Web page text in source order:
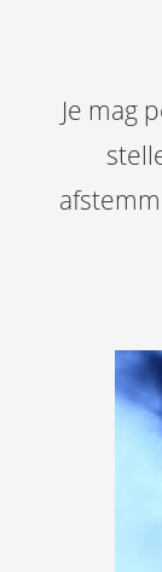
Je mag